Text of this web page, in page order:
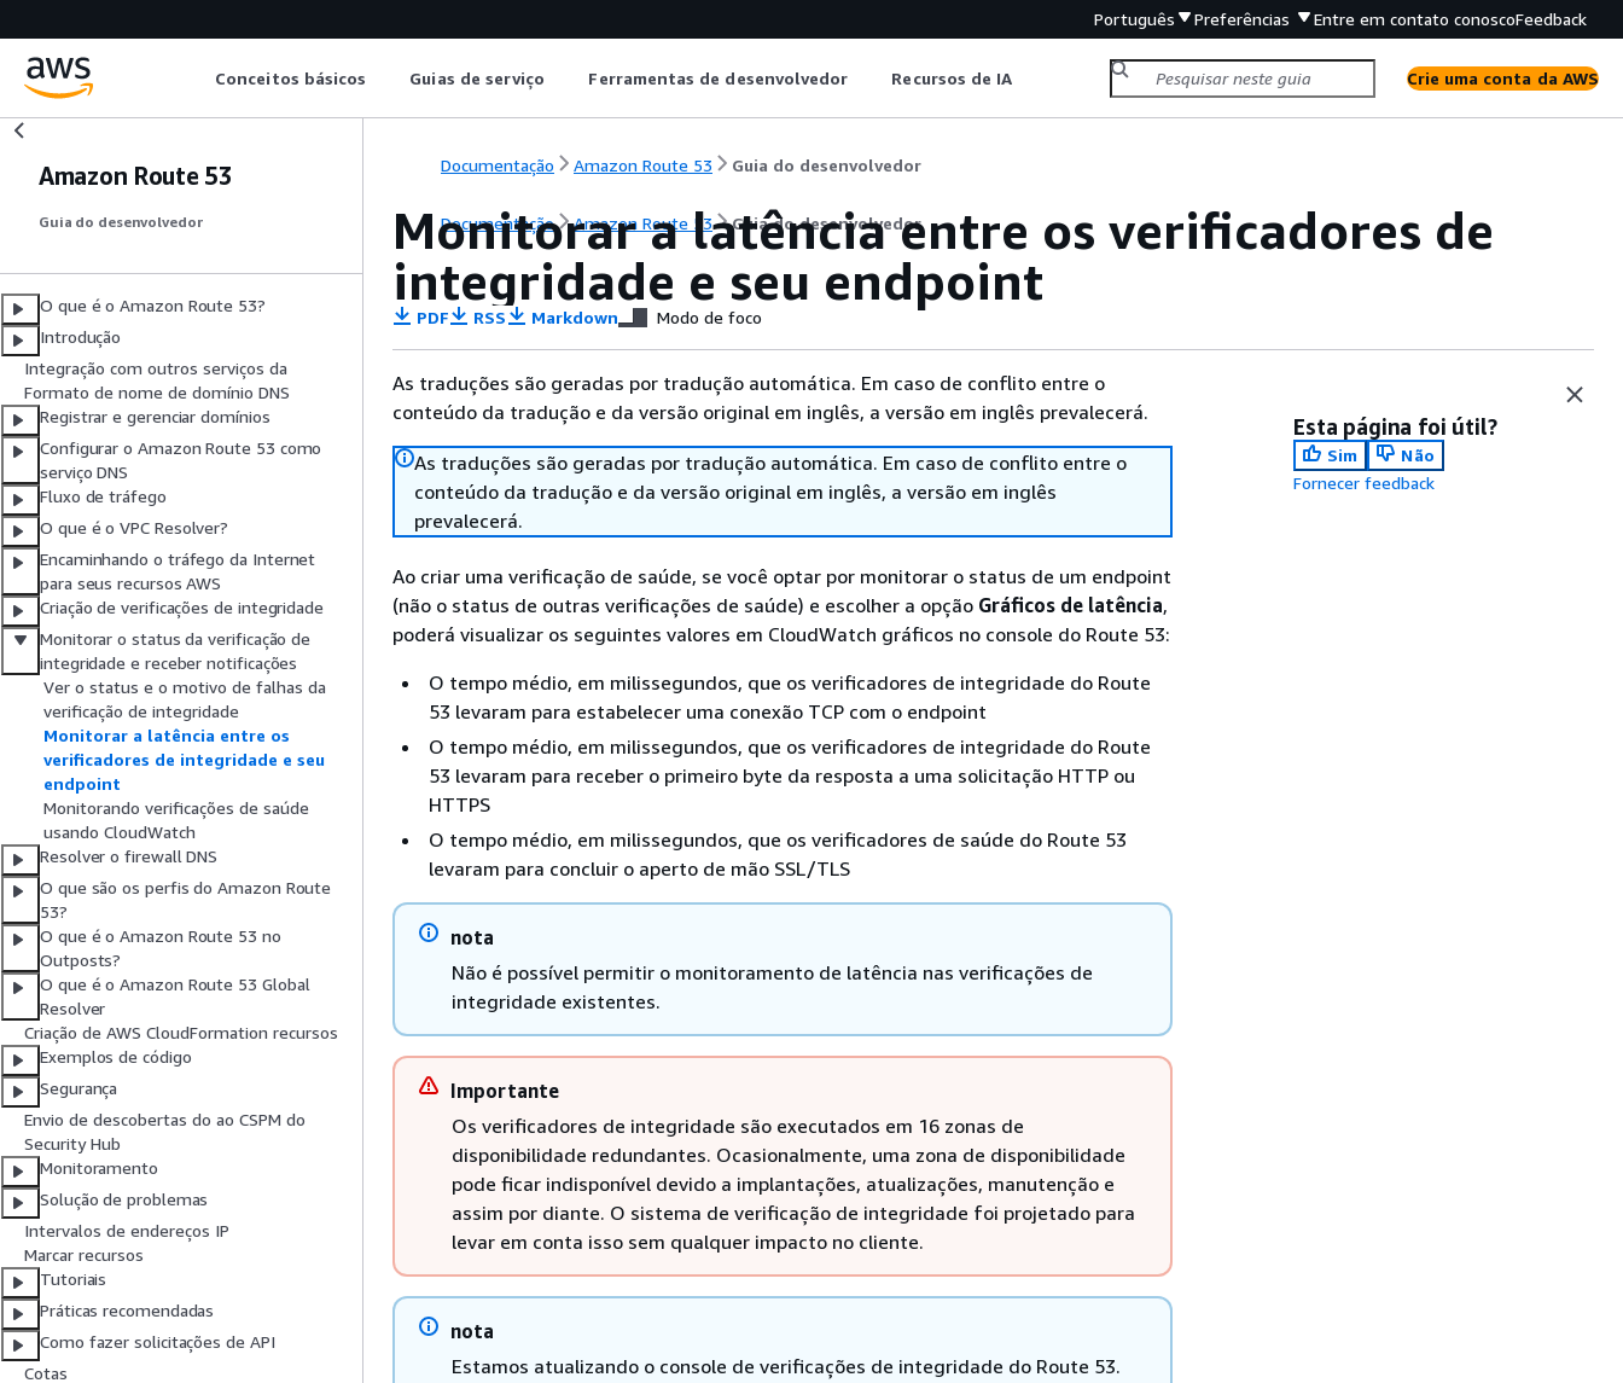
Português Preferências Entre em contato conoscoFeedback
Conceitos básicos Guias de serviço Ferramentas de desenvolvedor Recursos de IA Crie uma conta da AWS
Amazon Route 53
Guia do desenvolvedor
O que é o Amazon Route 53?
Introdução
Integração com outros serviços da
Formato de nome de domínio DNS
Registrar e gerenciar domínios
Configurar o Amazon Route 53 como
serviço DNS
Fluxo de tráfego
O que é o VPC Resolver?
Encaminhando o tráfego da Internet
para seus recursos AWS
Criação de verificações de integridade
Monitorar o status da verificação de
integridade e receber notificações
Ver o status e o motivo de falhas da
verificação de integridade
Monitorar a latência entre os
verificadores de integridade e seu
endpoint
Monitorando verificações de saúde
usando CloudWatch
Resolver o firewall DNS
O que são os perfis do Amazon Route
53?
O que é o Amazon Route 53 no
Outposts?
O que é o Amazon Route 53 Global
Resolver
Criação de AWS CloudFormation recursos
Exemplos de código
Segurança
Envio de descobertas do ao CSPM do
Security Hub
Monitoramento
Solução de problemas
Intervalos de endereços IP
Marcar recursos
Tutoriais
Práticas recomendadas
Como fazer solicitações de API
Cotas
Documentação Amazon Route 53 Guia do desenvolvedor
Documentação Amazon Route 53 Guia do desenvolvedor
Monitorar a latência entre os verificadores de
integridade e seu endpoint
PDF RSS Markdown Modo de foco
As traduções são geradas por tradução automática. Em caso de conflito entre o
conteúdo da tradução e da versão original em inglês, a versão em inglês prevalecerá.
As traduções são geradas por tradução automática. Em caso de conflito entre o
conteúdo da tradução e da versão original em inglês, a versão em inglês
prevalecerá.
Ao criar uma verificação de saúde, se você optar por monitorar o status de um endpoint
(não o status de outras verificações de saúde) e escolher a opção Gráficos de latência,
poderá visualizar os seguintes valores em CloudWatch gráficos no console do Route 53:
O tempo médio, em milissegundos, que os verificadores de integridade do Route
53 levaram para estabelecer uma conexão TCP com o endpoint
O tempo médio, em milissegundos, que os verificadores de integridade do Route
53 levaram para receber o primeiro byte da resposta a uma solicitação HTTP ou
HTTPS
O tempo médio, em milissegundos, que os verificadores de saúde do Route 53
levaram para concluir o aperto de mão SSL/TLS
nota
Não é possível permitir o monitoramento de latência nas verificações de
integridade existentes.
Importante
Os verificadores de integridade são executados em 16 zonas de
disponibilidade redundantes. Ocasionalmente, uma zona de disponibilidade
pode ficar indisponível devido a implantações, atualizações, manutenção e
assim por diante. O sistema de verificação de integridade foi projetado para
levar em conta isso sem qualquer impacto no cliente.
nota
Estamos atualizando o console de verificações de integridade do Route 53.
Esta página foi útil?
Sim
Não
Fornecer feedback